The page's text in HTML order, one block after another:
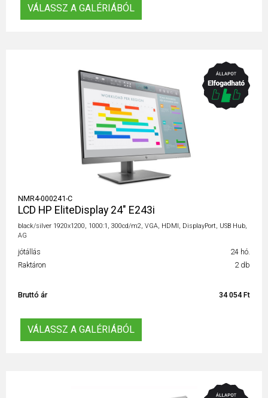
VÁLASSZ A GALÉRIÁBÓL
NMR4-000241-C
LCD HP EliteDisplay 24" E243i
black/silver 1920x1200, 1000:1, 300cd/m2, VGA, HDMI, DisplayPort, USB Hub,
AG
jótállás
24 hó.
Raktáron
2 db
Bruttó ár 34 054 Ft
VÁLASSZ A GALÉRIÁBÓL